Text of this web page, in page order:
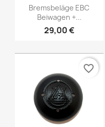
Bremsbeläge EBC
Beiwagen +...
29,00 €
favorite_border